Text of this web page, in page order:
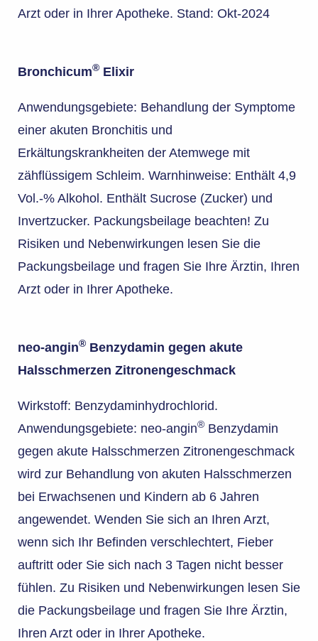
Arzt oder in Ihrer Apotheke. Stand: Okt-2024
Bronchicum® Elixir
Anwendungsgebiete: Behandlung der Symptome
einer akuten Bronchitis und
Erkältungskrankheiten der Atemwege mit
zähflüssigem Schleim. Warnhinweise: Enthält 4,9
Vol.-% Alkohol. Enthält Sucrose (Zucker) und
Invertzucker. Packungsbeilage beachten! Zu
Risiken und Nebenwirkungen lesen Sie die
Packungsbeilage und fragen Sie Ihre Ärztin, Ihren
Arzt oder in Ihrer Apotheke.
neo-angin® Benzydamin gegen akute
Halsschmerzen Zitronengeschmack
Wirkstoff: Benzydaminhydrochlorid.
Anwendungsgebiete: neo-angin® Benzydamin
gegen akute Halsschmerzen Zitronengeschmack
wird zur Behandlung von akuten Halsschmerzen
bei Erwachsenen und Kindern ab 6 Jahren
angewendet. Wenden Sie sich an Ihren Arzt,
wenn sich Ihr Befinden verschlechtert, Fieber
auftritt oder Sie sich nach 3 Tagen nicht besser
fühlen. Zu Risiken und Nebenwirkungen lesen Sie
die Packungsbeilage und fragen Sie Ihre Ärztin,
Ihren Arzt oder in Ihrer Apotheke.